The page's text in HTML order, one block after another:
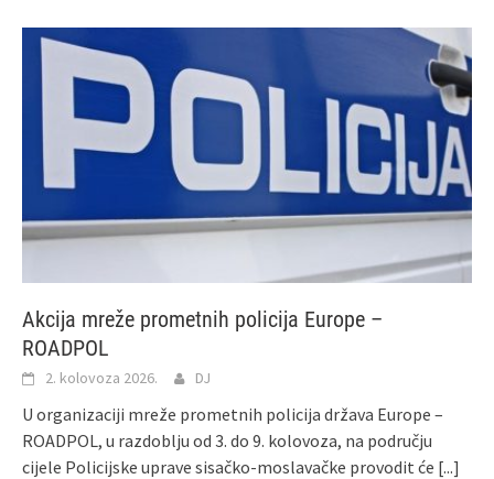
​Akcija mreže prometnih policija Europe –
ROADPOL
2. kolovoza 2026. DJ
U organizaciji mreže prometnih policija država Europe –
ROADPOL, u razdoblju od 3. do 9. kolovoza, na području
cijele Policijske uprave sisačko-moslavačke provodit će [...]